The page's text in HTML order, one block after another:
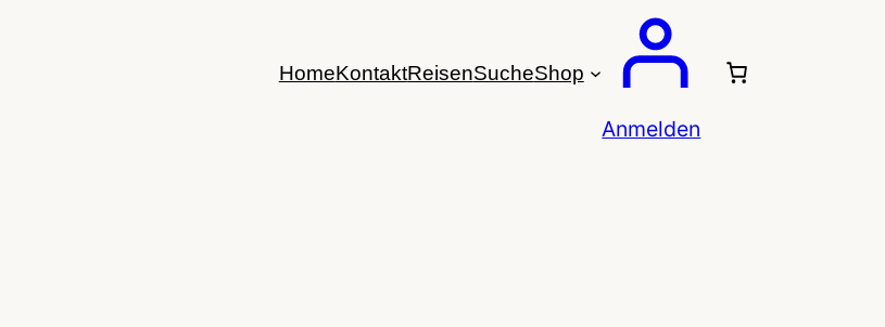
HomeKontaktReisenSucheShop
Anmelden